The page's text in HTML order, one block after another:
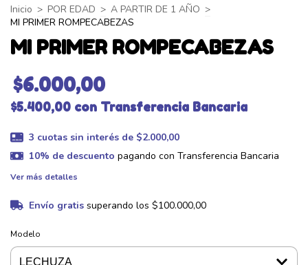
Inicio > POR EDAD > A PARTIR DE 1 AÑO >
MI PRIMER ROMPECABEZAS
MI PRIMER ROMPECABEZAS
$6.000,00
$5.400,00 con Transferencia Bancaria
3 cuotas sin interés de $2.000,00
10% de descuento pagando con Transferencia Bancaria
Ver más detalles
Envío gratis superando los $100.000,00
Modelo